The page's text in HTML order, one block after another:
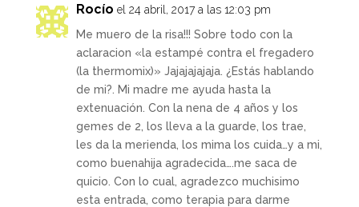
Rocío el 24 abril, 2017 a las 12:03 pm
Me muero de la risa!!! Sobre todo con la
aclaracion «la estampé contra el fregadero
(la thermomix)» Jajajajajaja. ¿Estás hablando
de mi?. Mi madre me ayuda hasta la
extenuación. Con la nena de 4 años y los
gemes de 2, los lleva a la guarde, los trae,
les da la merienda, los mima los cuida…y a mi,
como buenahija agradecida….me saca de
quicio. Con lo cual, agradezco muchisimo
esta entrada, como terapia para darme